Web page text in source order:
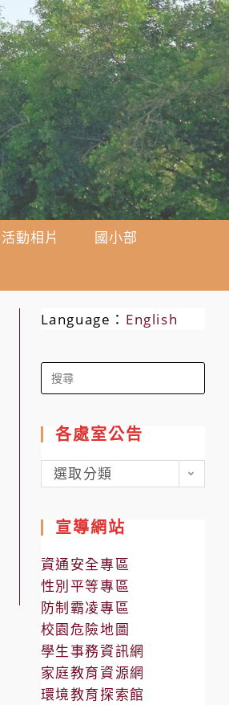
活動相片
國小部
Language： English
Search
for:
各處室公告
各
處
公
告
選取分類
宣導網站
資通安全專區
性別平等專區
防制霸凌專區
校園危險地圖
學生事務資訊網
家庭教育資源網
環境教育探索館